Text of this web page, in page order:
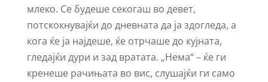
млеко. Се будеше секогаш во девет,
потскокнувајќи до дневната да ја здогледа, а
кога ќе ја најдеше, ќе отрчаше до кујната,
гледајќи дури и зад вратата. „Нема“ – ќе ги
кренеше рачињата во вис, слушајќи ги само